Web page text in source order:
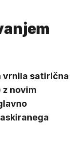
vrnila satirična
z novim